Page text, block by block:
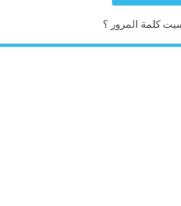
كلمة المرور ؟